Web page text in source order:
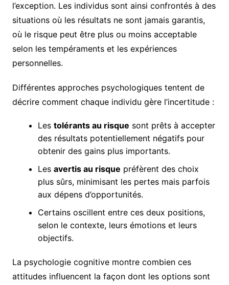
l’exception. Les individus sont ainsi confrontés à des
situations où les résultats ne sont jamais garantis,
où le risque peut être plus ou moins acceptable
selon les tempéraments et les expériences
personnelles.
Différentes approches psychologiques tentent de
décrire comment chaque individu gère l’incertitude :
Les tolérants au risque sont prêts à accepter
des résultats potentiellement négatifs pour
obtenir des gains plus importants.
Les avertis au risque préfèrent des choix
plus sûrs, minimisant les pertes mais parfois
aux dépens d’opportunités.
Certains oscillent entre ces deux positions,
selon le contexte, leurs émotions et leurs
objectifs.
La psychologie cognitive montre combien ces
attitudes influencent la façon dont les options sont